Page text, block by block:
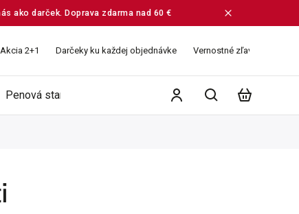
ako darček. Doprava zdarma nad 60 €
Akcia 2+1 Darčeky ku každej objednávke Vernostné zľavy
Penová starostlivosť Ružové vodičky Balíčky